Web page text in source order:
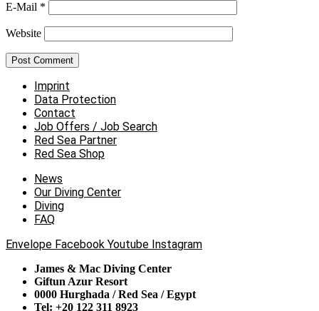
E-Mail *
Website
Imprint
Data Protection
Contact
Job Offers / Job Search
Red Sea Partner
Red Sea Shop
News
Our Diving Center
Diving
FAQ
Envelope Facebook Youtube Instagram
James & Mac Diving Center
Giftun Azur Resort
0000 Hurghada / Red Sea / Egypt
Tel: +20 122 311 8923